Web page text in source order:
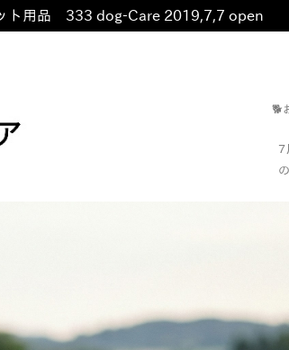
ット用品 333 dog-Care 2019,7,7 open
🐕
7